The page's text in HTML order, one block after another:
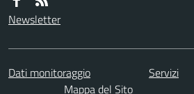
Newsletter
Dati monitoraggio Servizi
Mappa del Sito